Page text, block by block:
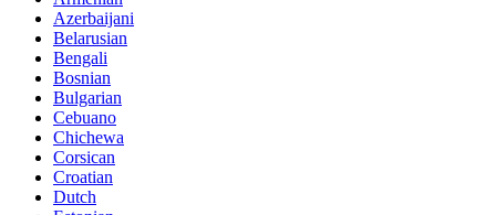
Azerbaijani
Belarusian
Bengali
Bosnian
Bulgarian
Cebuano
Chichewa
Corsican
Croatian
Dutch